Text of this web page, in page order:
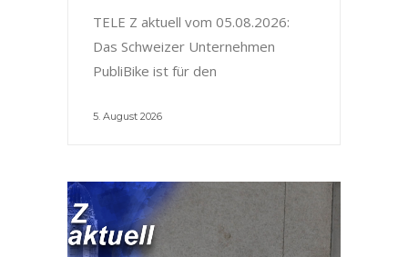
TELE Z aktuell vom 05.08.2026:
Das Schweizer Unternehmen
PubliBike ist für den
5. August 2026